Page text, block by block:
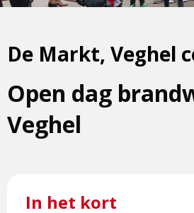
Open dag
Veghel
De Markt, Veghel
In het kort